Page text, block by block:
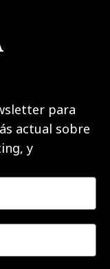
para
actual sobre
y